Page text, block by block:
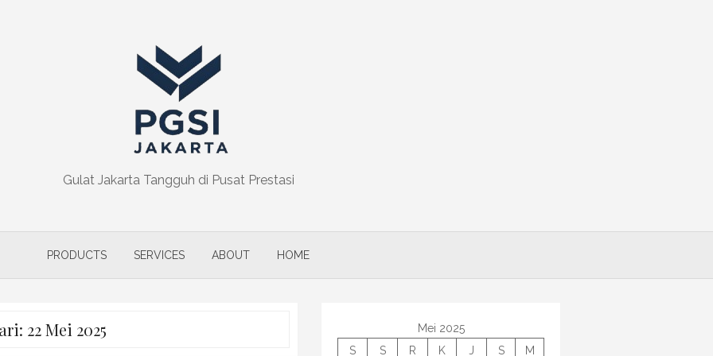
Gulat Jakarta Tangguh di Pusat Prestasi
PRODUCTS SERVICES ABOUT HOME
22 Mei 2025
Mei 2025
S
S R K J S
M